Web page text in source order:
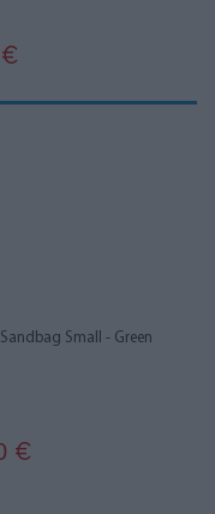
€
Small - Green
€